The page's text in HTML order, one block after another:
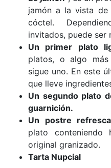
jamón a la vista de
cóctel.
invitados, puede ser
Un primer plato
platos, o algo
sigue uno. En este
que lleve
Un segundo plato
guarnición.
Un postre
plato
original granizado.
Tarta Nupcial